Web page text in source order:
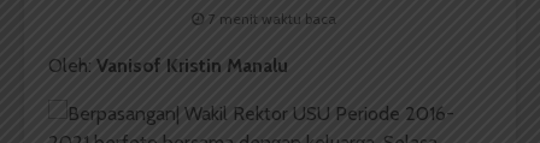
7 menit waktu baca
Oleh: Vanisof Kristin Manalu